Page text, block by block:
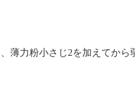
薄力粉小さじ2を加えてから